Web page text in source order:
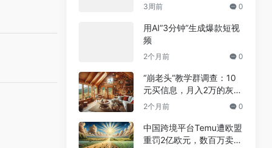
3周前 0
用AI”3分钟”生成爆款短视
频
2个月前 0
“崩老头”教学群调查：10
元买信息，月入2万的灰色
兼职真相
2个月前 0
中国跨境平台Temu遭欧盟
重罚2亿欧元，数百万卖家